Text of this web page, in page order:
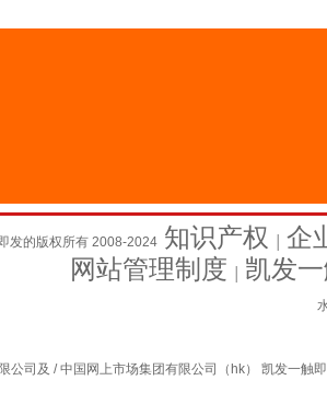
发的版权所有 2008-2024 知识产权
企
网站管理制度
凯发
公司及 / 中国网上市场集团有限公司（hk） 凯发一触